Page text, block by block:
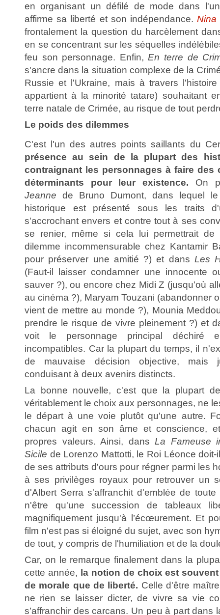
en organisant un défilé de mode dans
affirme sa liberté et son indépendance.Nina
frontalement la question du harcèlement
en se concentrant sur les séquelles
feu son personnage. Enfin,En terre de
s'ancre dans la situation complexe de la
Russie et l'Ukraine, mais à travers
appartient à la minorité tatare) souhaitant
terre natale de Crimée, au risque de tout
Le poids des dilemmes
C'est l'un des autres points saillants du
présence au sein de la plupart des
contraignant les personnages à faire
déterminants pour leur existence. On
Jeanne de Bruno Dumont, dans lequel
historique est présenté sous les traits
s'accrochant envers et contre tout à ses
se renier, même si cela lui permettrait de
dilemme incommensurable chez Kantamir
pour préserver une amitié ?) et dansLes
(Faut-il laisser condamner une innocente
sauver ?), ou encore chez Midi Z (jusqu'où
au cinéma ?), Maryam Touzani (abandonner
vient de mettre au monde ?), Mounia
prendre le risque de vivre pleinement ?) et
voit le personnage principal déchiré
incompatibles. Car la plupart du temps, il
de mauvaise décision objective, mais
conduisant à deux avenirs distincts.
La bonne nouvelle, c'est que la plupart
véritablement le choix aux personnages, ne
le départ à une voie plutôt qu'une autre.
chacun agit en son âme et conscience,
propres valeurs. Ainsi, dansLa Fameuse
Sicile de Lorenzo Mattotti, le Roi Léonce
de ses attributs d'ours pour régner parmi les
à ses privilèges royaux pour retrouver un
d'Albert Serra s'affranchit d'emblée de
n'être qu'une succession de tableaux
magnifiquement jusqu'à l’écœurement. Et
film n'est pas si éloigné du sujet, avec son
de tout, y compris de l'humiliation et de la
Car, on le remarque finalement dans la
cette année, la notion de choix est
de morale que de liberté. Celle d'être
ne rien se laisser dicter, de vivre sa vie
s’affranchir des carcans. Un peu à part dans